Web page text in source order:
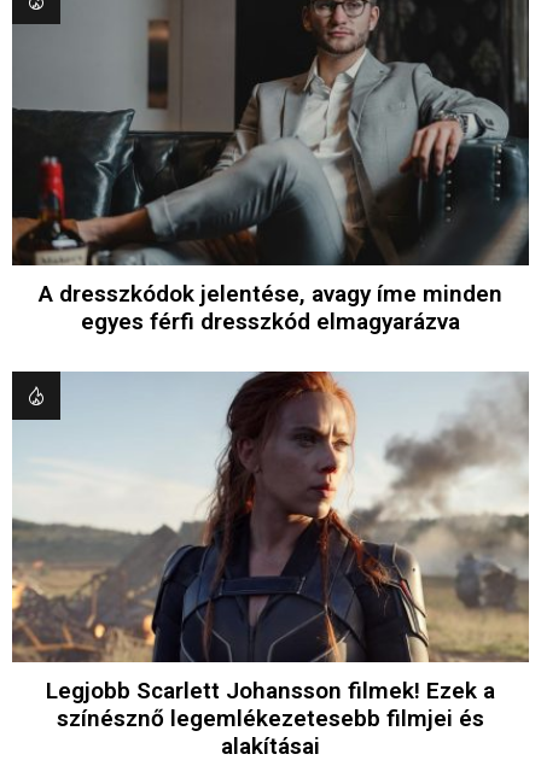
A dresszkódok jelentése, avagy íme minden
egyes férfi dresszkód elmagyarázva
Legjobb Scarlett Johansson filmek! Ezek a
színésznő legemlékezetesebb filmjei és
alakításai